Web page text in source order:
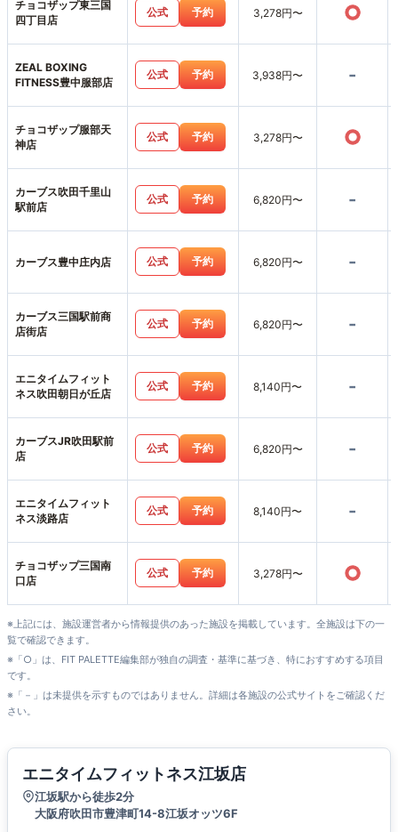
チョコザップ東三国
四丁目店
公式 予約 3,278円〜 ○
ZEAL BOXING
FITNESS豊中服部店
公式 予約 3,938円〜 -
チョコザップ服部天
神店
公式 予約 3,278円〜 ○
カーブス吹田千里山
駅前店
公式 予約 6,820円〜 -
カーブス豊中庄内店 公式 予約 6,820円〜 -
カーブス三国駅前商
店街店
公式 予約 6,820円〜 -
エニタイムフィット
ネス吹田朝日が丘店
公式 予約 8,140円〜 -
カーブスJR吹田駅前
店
公式 予約 6,820円〜 -
エニタイムフィット
ネス淡路店
公式 予約 8,140円〜 -
チョコザップ三国南
口店
公式 予約 3,278円〜 ○
※上記には、施設運営者から情報提供のあった施設を掲載しています。全施設は下の一
覧で確認できます。
※「○」は、FIT PALETTE編集部が独自の調査・基準に基づき、特におすすめする項目
です。
※「－」は未提供を示すものではありません。詳細は各施設の公式サイトをご確認くだ
さい。
エニタイムフィットネス江坂店
江坂駅から徒歩2分
大阪府吹田市豊津町14-8江坂オッツ6F